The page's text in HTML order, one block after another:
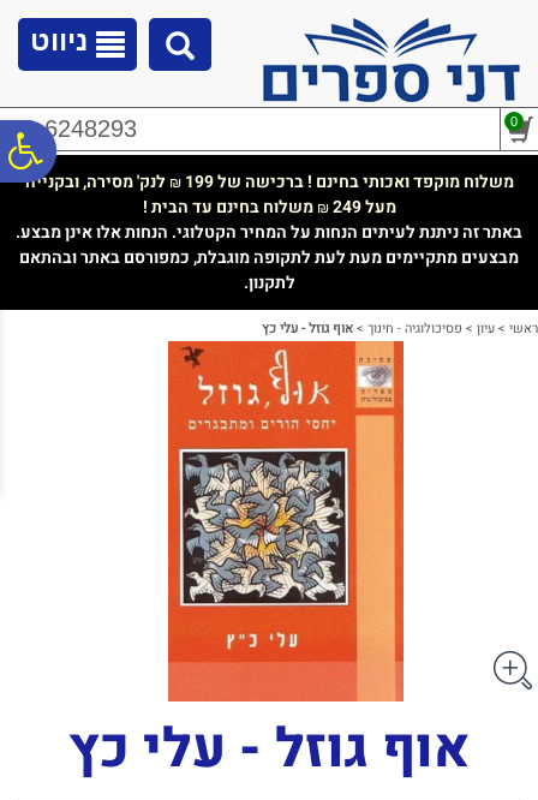
נגישות
ניווט
02-6248293 0
משלוח מוקפד ואכותי בחינם ! ברכישה של 199 ₪ לנק' מסירה, ובקנייה
מעל 249
₪משלוח בחינם עד הבית !
באתר זה ניתנת לעיתים הנחות על המחיר הקטלוגי. הנחות אלו אינן מבצע.
מבצעים מתקיימים מעת לעת לתקופה מוגבלת, כמפורסם באתר ובהתאם
לתקנון.
ראשי >עיון > פסיכולוגיה - חינוך >אוף גוזל - עלי כץ
אוף גוזל - עלי כץ